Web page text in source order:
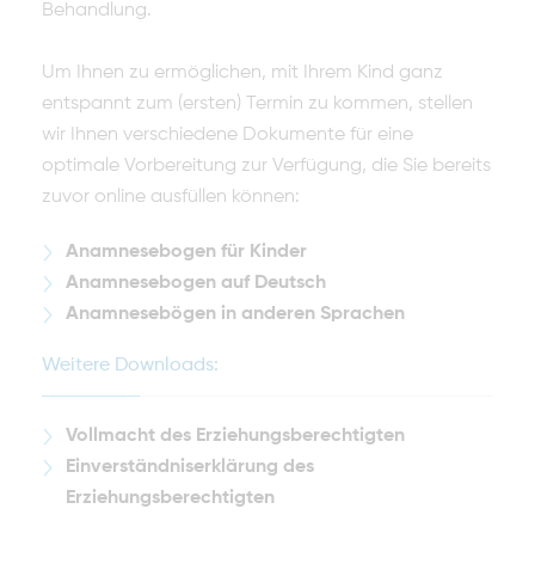
Behandlung.
Um Ihnen zu ermöglichen, mit Ihrem Kind ganz
entspannt zum (ersten) Termin zu kommen, stellen
wir Ihnen verschiedene Dokumente für eine
optimale Vorbereitung zur Verfügung, die Sie bereits
zuvor online ausfüllen können:
Anamnesebogen für Kinder
Anamnesebogen auf Deutsch
Anamnesebögen in anderen Sprachen
Weitere Downloads:
Vollmacht des Erziehungsberechtigten
Einverständniserklärung des
Erziehungsberechtigten